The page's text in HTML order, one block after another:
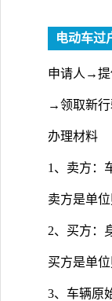
电动车过
申请人→提
→领取新行
办理材料
1、卖方：
卖方是单
2、买方：
买方是单
3、车辆原